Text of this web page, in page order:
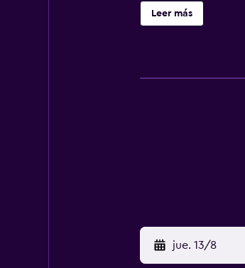
higiene personal
limpieza a petición.
Leer más
jue. 13/8